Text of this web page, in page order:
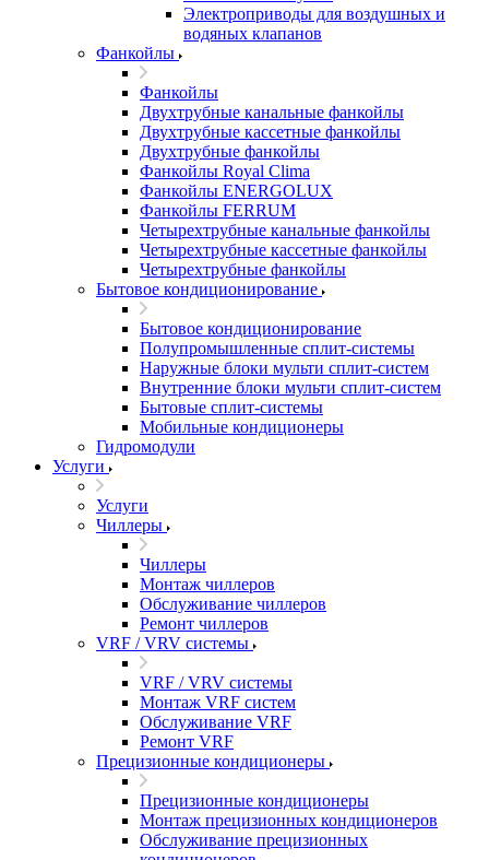
Электроприводы для воздушных и
водяных клапанов
Фанкойлы
Фанкойлы
Двухтрубные канальные фанкойлы
Двухтрубные кассетные фанкойлы
Двухтрубные фанкойлы
Фанкойлы Royal Clima
Фанкойлы ENERGOLUX
Фанкойлы FERRUM
Четырехтрубные канальные фанкойлы
Четырехтрубные кассетные фанкойлы
Четырехтрубные фанкойлы
Бытовое кондиционирование
Бытовое кондиционирование
Полупромышленные сплит-системы
Наружные блоки мульти сплит-систем
Внутренние блоки мульти сплит-систем
Бытовые сплит-системы
Мобильные кондиционеры
Гидромодули
Услуги
Услуги
Чиллеры
Чиллеры
Монтаж чиллеров
Обслуживание чиллеров
Ремонт чиллеров
VRF / VRV системы
VRF / VRV системы
Монтаж VRF систем
Обслуживание VRF
Ремонт VRF
Прецизионные кондиционеры
Прецизионные кондиционеры
Монтаж прецизионных кондиционеров
Обслуживание прецизионных